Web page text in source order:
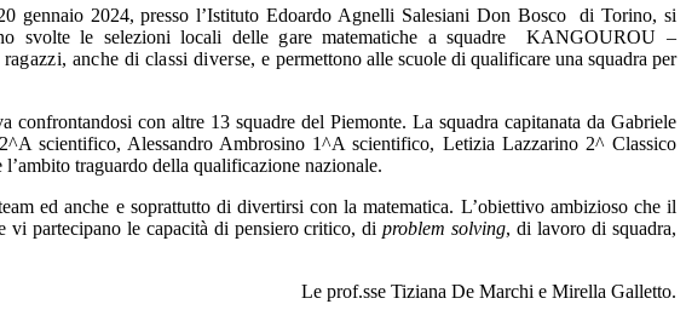
gennaio 2024, presso l’IstitutoEdoardo Agnelli Salesiani Don Bosco
di Torino, si
svolte le selezioni locali delle gare matematiche a squadre KANGOUROU –
anche di classi diverse, e permettono alle scuole di qualificare una squadra per
con altre 13 squadre del Piemonte. La squadra capitanata da Gabriele
scientifico, Alessandro Ambrosino 1^A scientifico, Letizia Lazzarino 2^ Classico
traguardo della qualificazione nazionale.
ed anche e soprattutto di divertirsi con la matematica. L’obiettivo ambizioso che il
vi partecipano le capacità di pensiero critico, diproblem solving, di lavoro di squadra,
Le prof.sse Tiziana De Marchi e Mirella Galletto.